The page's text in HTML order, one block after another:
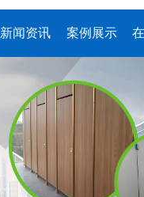
新闻资讯 案例展示